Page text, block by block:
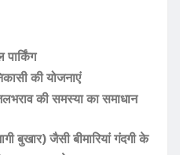
की योजनाएं
की समस्या का समाधान
बुखार) जैसी बीमारियां गंदगी के